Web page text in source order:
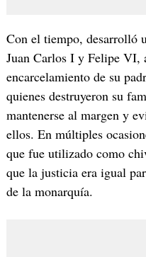
Con el tiempo, desarrolló
Juan Carlos I y Felipe VI,
encarcelamiento de su
quienes destruyeron su
mantenerse al margen y
ellos. En múltiples
que fue utilizado como
que la justicia era igual
de la monarquía.